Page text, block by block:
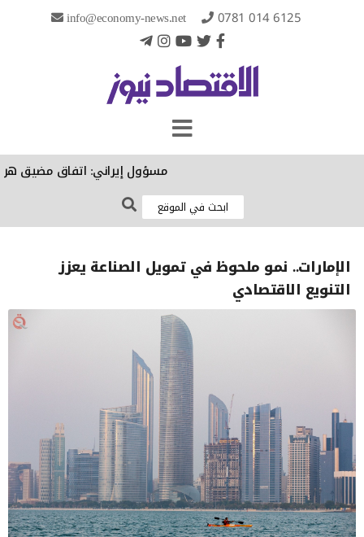
info@economy-news.net 0781 014 6125
مسؤول إيراني: اتفاق مضيق هرمز
الإمارات.. نمو ملحوظ في تمويل الصناعة يعزز
التنويع الاقتصادي